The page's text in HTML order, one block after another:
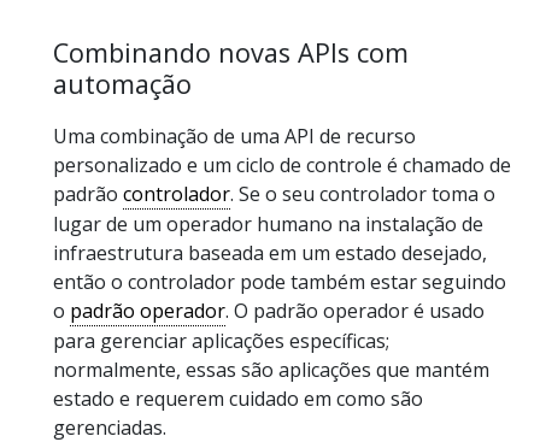
Combinando novas APIs com
automação
Uma combinação de uma API de recurso
personalizado e um ciclo de controle é chamado de
padrão controlador. Se o seu controlador toma o
lugar de um operador humano na instalação de
infraestrutura baseada em um estado desejado,
então o controlador pode também estar seguindo
o padrão operador. O padrão operador é usado
para gerenciar aplicações específicas;
normalmente, essas são aplicações que mantém
estado e requerem cuidado em como são
gerenciadas.